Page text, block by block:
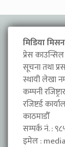
मिडिया मिसन
प्रेस
सूचना तथा
स्थायी लेखा
कम्पनी
रजिष्टर्ड
काठमाडौँ
सम्पर्क नं. :
इमेल :